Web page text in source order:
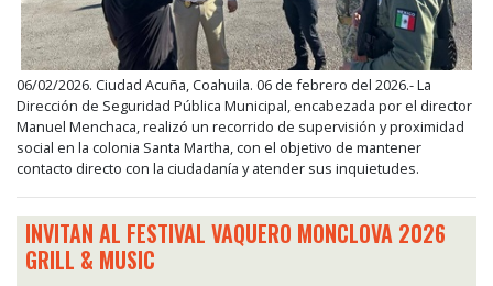
06/02/2026. Ciudad Acuña, Coahuila. 06 de febrero del 2026.- La
Dirección de Seguridad Pública Municipal, encabezada por el director
Manuel Menchaca, realizó un recorrido de supervisión y proximidad
social en la colonia Santa Martha, con el objetivo de mantener
contacto directo con la ciudadanía y atender sus inquietudes.
INVITAN AL FESTIVAL VAQUERO MONCLOVA 2026
GRILL & MUSIC